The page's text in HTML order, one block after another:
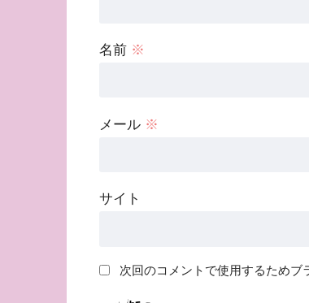
名前 ※
メール ※
サイト
次回のコメントで使用するためブ